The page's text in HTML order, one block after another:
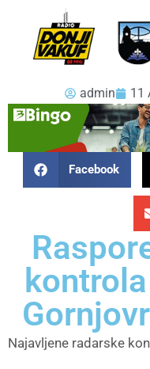
admin 11
Facebook
Najavljene radarske